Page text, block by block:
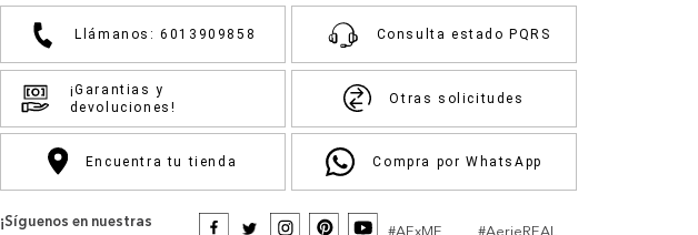
Llámanos: 6013909858 Consulta estado PQRS
¡Garantias y
devoluciones!
Otras solicitudes
Encuentra tu tienda Compra por WhatsApp
¡Síguenos en nuestras
#AExME #AerieREAL